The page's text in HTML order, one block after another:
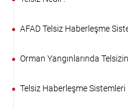
AFAD Telsiz Haberleşme
Orman Yangınlarında
Telsiz Haberleşme Sistemleri